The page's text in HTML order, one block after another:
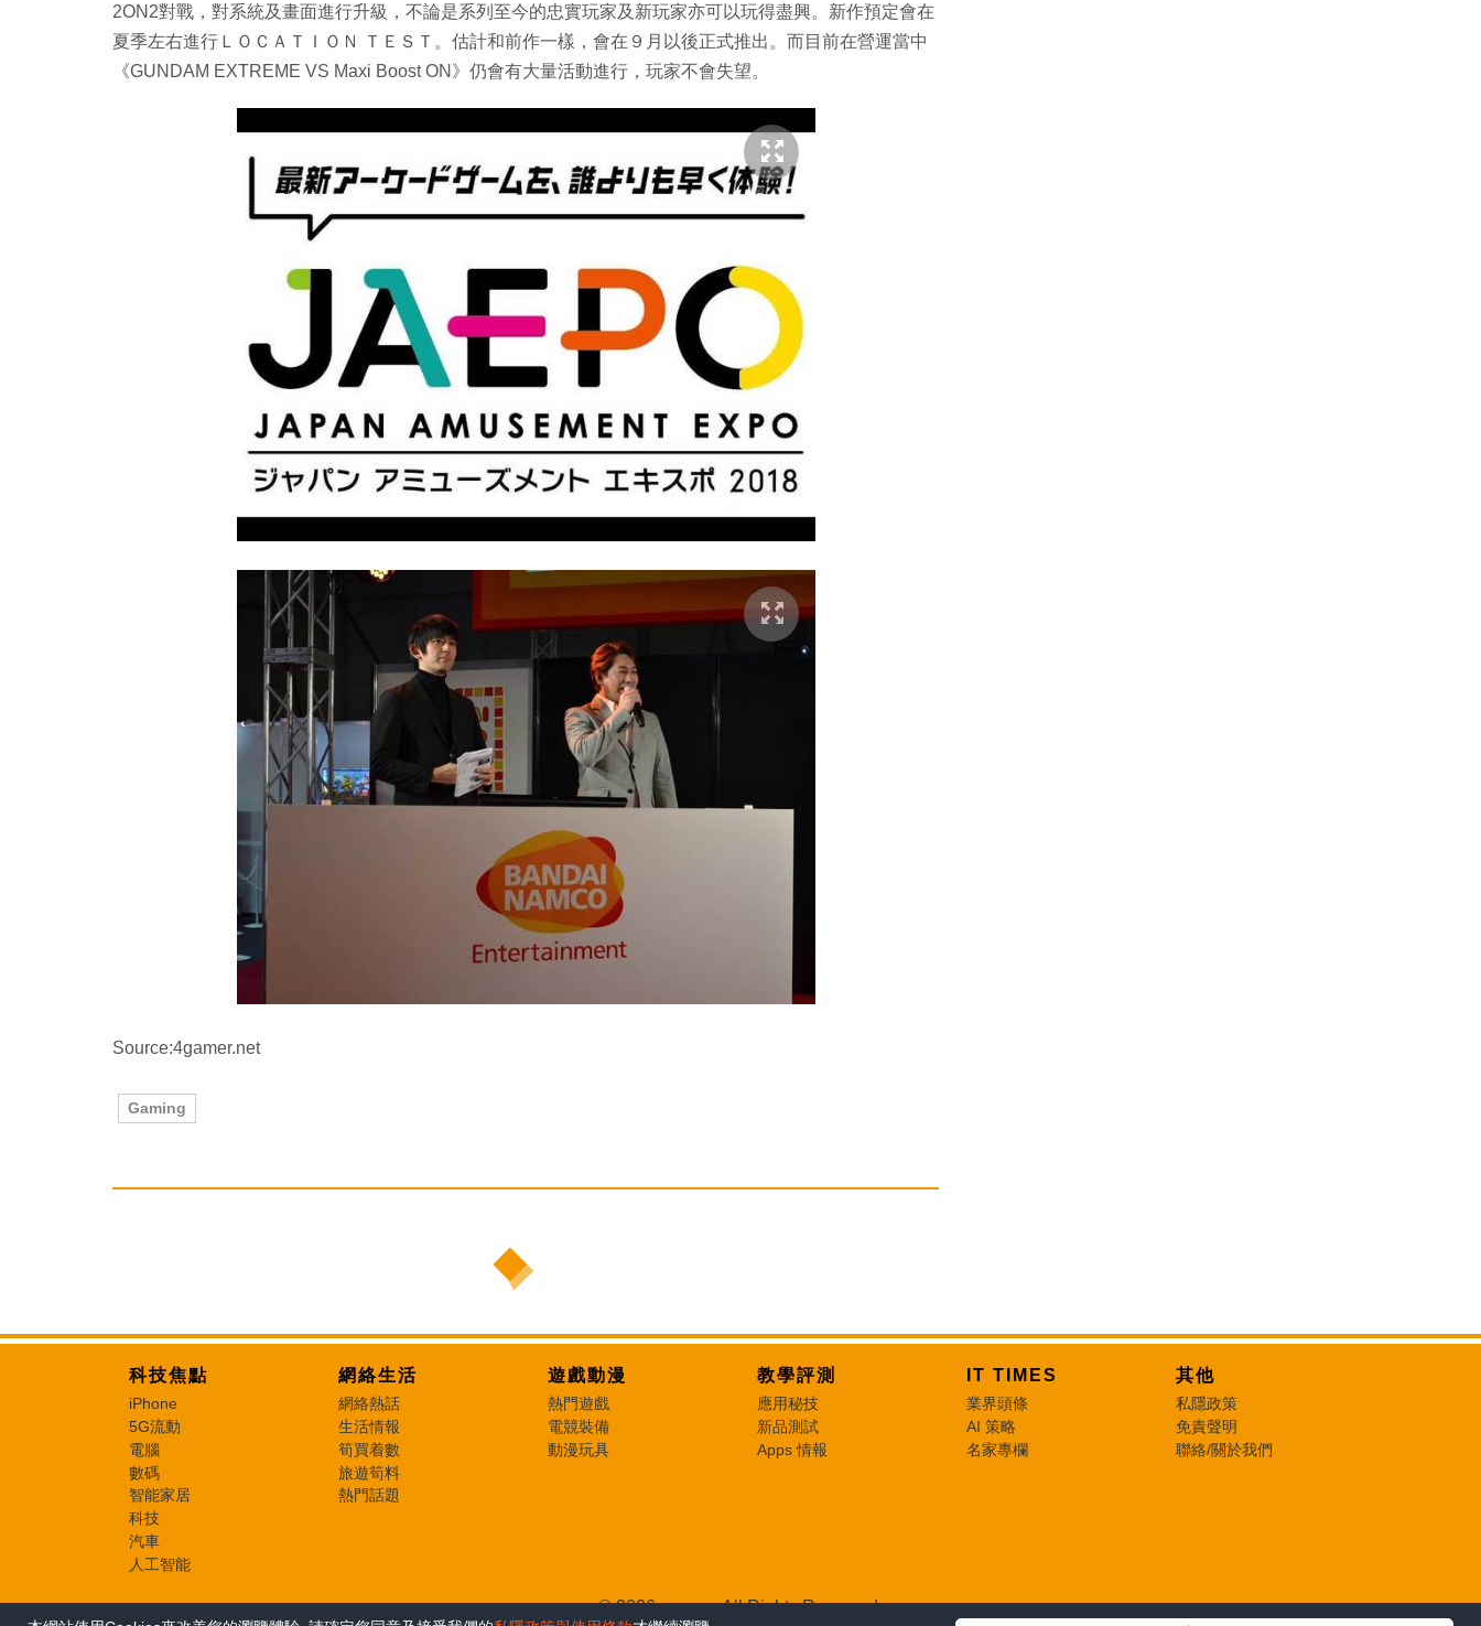
2ON2對戰，對系統及畫面進行升級，不論是系列至今的忠實玩家及新玩家亦可以玩得盡興。新作預定會在
夏季左右進行ＬＯＣＡＴＩＯＮ ＴＥＳＴ。估計和前作一樣，會在９月以後正式推出。而目前在營運當中
《GUNDAM EXTREME VS Maxi Boost ON》仍會有大量活動進行，玩家不會失望。
Source:4gamer.net
Gaming
科技焦點
iPhone
5G流動
電腦
數碼
智能家居
科技
汽車
人工智能
網絡生活
網絡熱話
生活情報
筍買着數
旅遊筍料
熱門話題
遊戲動漫
熱門遊戲
電競裝備
動漫玩具
教學評測
應用秘技
新品測試
Apps 情報
IT TIMES
業界頭條
AI 策略
名家專欄
其他
私隱政策
免責聲明
聯絡/關於我們
© 2026 e-zone. All Rights Reserved.